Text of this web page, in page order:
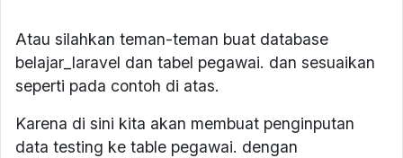
Atau silahkan teman-teman buat database
belajar_laravel dan tabel pegawai. dan sesuaikan
seperti pada contoh di atas.
Karena di sini kita akan membuat penginputan
data testing ke table pegawai. dengan